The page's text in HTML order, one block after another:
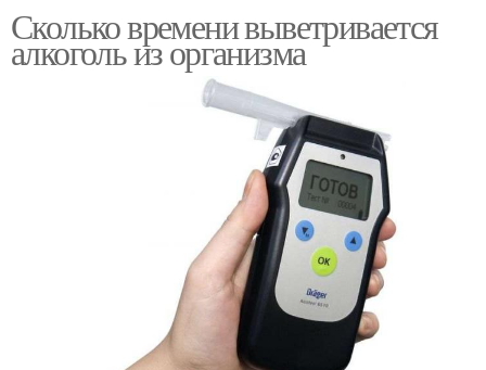
Сколько времени выветривается
алкоголь из организма